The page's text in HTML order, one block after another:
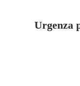
Urgenza